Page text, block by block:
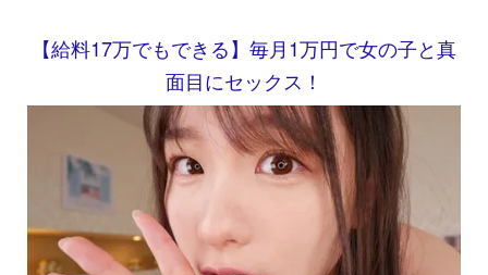
【給料17万でもできる】毎月1万円で女の子と真
面目にセックス！